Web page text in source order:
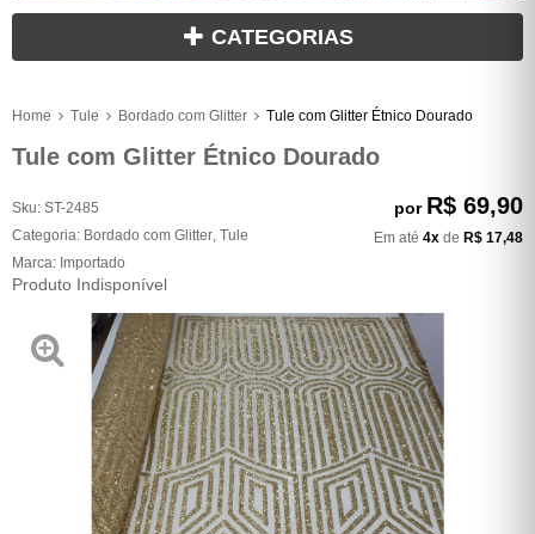
CATEGORIAS
Home Tule Bordado com Glitter Tule com Glitter Étnico Dourado
Tule com Glitter Étnico Dourado
Sku: ST-2485
Categoria: Bordado com Glitter Tule
Marca: Importado
Produto Indisponível
por R$ 69,90
Em até 4x de R$ 17,48